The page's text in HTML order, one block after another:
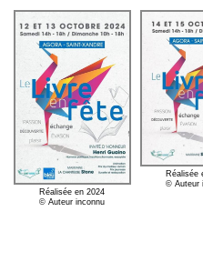
Réalisée en 2024
© Auteur inconnu
Réalisée
© Auteur